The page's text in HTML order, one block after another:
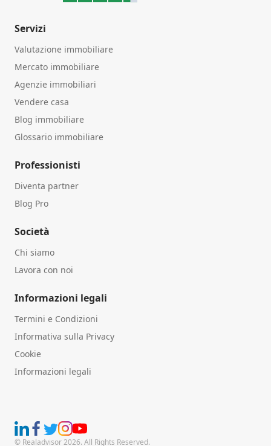
Servizi
Valutazione immobiliare
Mercato immobiliare
Agenzie immobiliari
Vendere casa
Blog immobiliare
Glossario immobiliare
Professionisti
Diventa partner
Blog Pro
Società
Chi siamo
Lavora con noi
Informazioni legali
Termini e Condizioni
Informativa sulla Privacy
Cookie
Informazioni legali
© Realadvisor 2026. All Rights Reserved.